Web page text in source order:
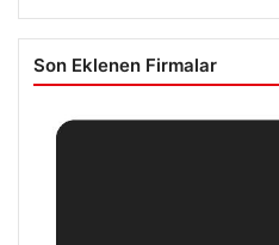
Son Eklenen Firmalar